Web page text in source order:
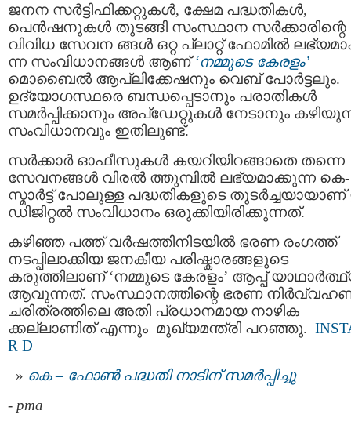
ജനന സര്‍ട്ടിഫിക്കറ്റുകള്‍, ക്ഷേമ പദ്ധതികള്‍,
പെന്‍ഷനുകള്‍ തുടങ്ങി സംസ്ഥാന സർക്കാരിന്റെ
വിവിധ സേവന ങ്ങൾ ഒറ്റ പ്ലാറ്റ് ഫോമിൽ
ന്ന സംവിധാനങ്ങൾ ആണ്‘നമ്മുടെ കേരളം’
മൊബൈൽ ആപ്ലിക്കേഷനും വെബ് പോർട്ടലും.
ഉദ്യോഗസ്ഥരെ ബന്ധപ്പെടാനും പരാതികള്‍
സമര്‍പ്പിക്കാനും അപ്ഡേറ്റുകള്‍ നേടാനും
സംവിധാനവും ഇതിലുണ്ട്.
സർക്കാർ ഓഫീസുകൾ കയറിയിറങ്ങാതെ തന്നെ
സേവനങ്ങൾ വിരൽ ത്തുമ്പിൽ ലഭ്യമാക്കുന്ന കെ-
സ്മാർട്ട് പോലുള്ള പദ്ധതികളുടെ
ഡിജിറ്റൽ സംവിധാനം ഒരുക്കിയിരിക്കുന്നത്.
കഴിഞ്ഞ പത്ത് വർഷത്തിനിടയിൽ ഭരണ രംഗത്ത്
നടപ്പിലാക്കിയ ജനകീയ പരിഷ്കാരങ്ങളുടെ
കരുത്തിലാണ് ‘നമ്മുടെ കേരളം’ ആപ്പ്
ആവുന്നത്. സംസ്ഥാനത്തിന്റെ ഭരണ
ചരിത്രത്തിലെ അതി പ്രധാനമായ നാഴിക
ക്കല്ലാണിത് എന്നും മുഖ്യമന്ത്രി പറഞ്ഞു.
R D
കെ – ഫോണ്‍ പദ്ധതി നാടിന് സമര്‍പ്പിച്ചു
- pma